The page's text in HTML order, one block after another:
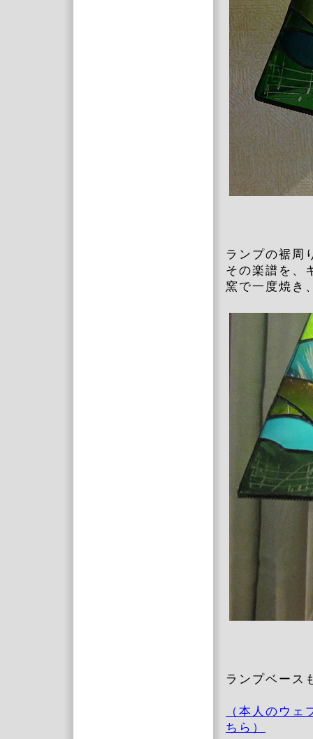
ランプの裾周
その楽譜を、
窯で一度焼き
ランプベース
（本人のウェ
ちら）